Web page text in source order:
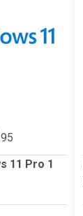
.95
11 Pro 1